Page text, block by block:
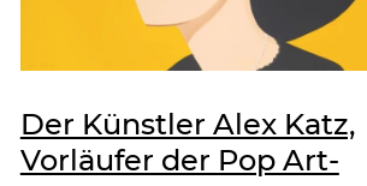
Der Künstler Alex Katz,
Vorläufer der Pop Art-